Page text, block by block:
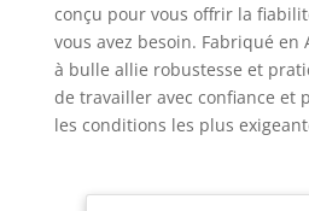
conçu pour vous offrir la
vous avez besoin. Fabriqué en
à bulle allie robustesse et
de travailler avec confiance et
les conditions les plus